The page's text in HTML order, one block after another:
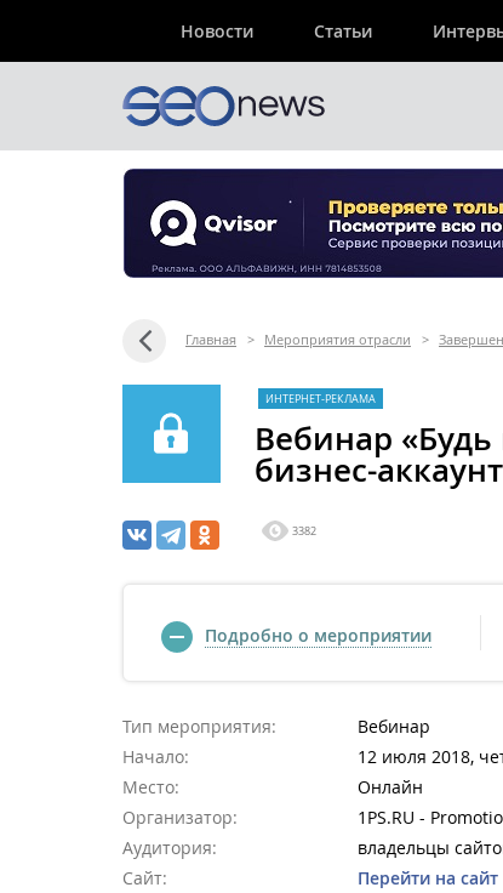
Новости Статьи
Главная > Мероприятия отрасли >
ИНТЕРНЕТ-РЕКЛАМА
Вебинар «Будь
бизнес-
3382
Подробно о мероприятии
Тип мероприятия:
Вебинар
Начало:
12 июля 2018,
Место:
Онлайн
Организатор:
1PS.RU -
Аудитория:
владельцы
Сайт:
Перейти на